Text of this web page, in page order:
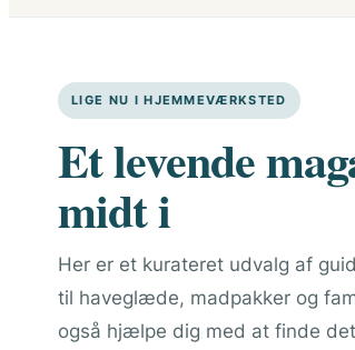
LIGE NU I HJEMMEVÆRKSTED
Et levende
midt i
Her er et kurateret udvalg af
til haveglæde, madpakker og
også hjælpe dig med at finde